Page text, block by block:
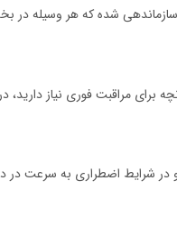
سازماندهی شده که هر وسیله
مراقبت فوری نیاز دارید،
در شرایط اضطراری به سرعت در